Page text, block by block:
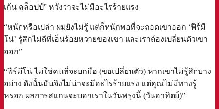
เก้น คล็อปป์” หวังว่าจะไม่มีอะไรร้ายแรง
“หนักหรือเปล่า ผมยังไม่รู้ แต่ก็หนักพอที่จะถอดเขาออก ‘ฟีร์มี
โน่’ รู้สึกไม่ดีที่เอ็นร้อยหวายของเขา และเราต้องเปลี่ยนตัวเขา
ออก”
“ฟีร์มีโน่ ไม่ใช่คนที่จะยกมือ (ขอเปลี่ยนตัว) หากเขาไม่รู้สึกบาง
อย่าง ดังนั้นมันจึงไม่น่าจะมีอะไรร้ายแรง แต่คุณไม่มีทางรู้
หรอก ผลการสแกนจะบอกเราในวันพรุ่งนี้ (วันอาทิตย์)”